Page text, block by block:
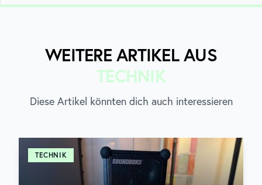
WEITERE ARTIKEL AUS
TECHNIK
Diese Artikel könnten dich auch interessieren
TECHNIK